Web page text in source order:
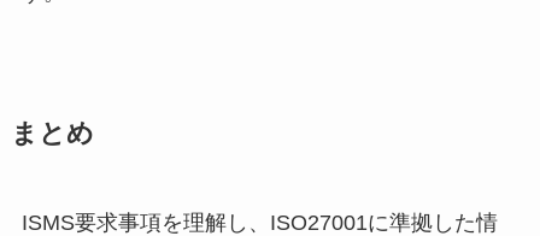
まとめ
ISMS要求事項を理解し、ISO27001に準拠した情